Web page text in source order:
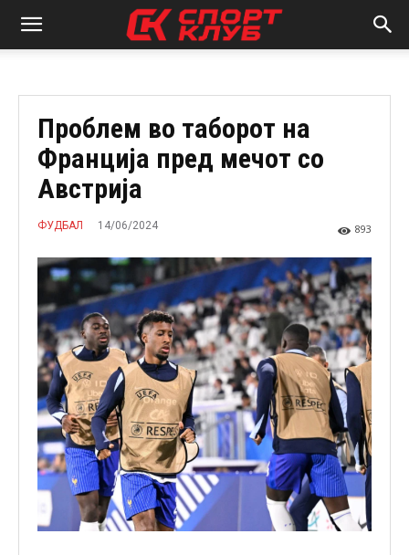
Проблем во таборот на
Франција пред мечот со
Австрија
ФУДБАЛ 14/06/2024 893